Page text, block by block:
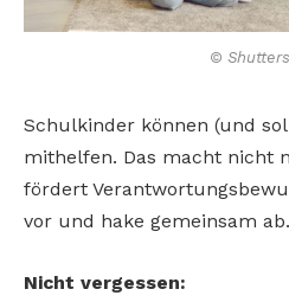
©
Schulkinder können (und
mithelfen. Das macht nicht
fördert
vor und hake gemeinsam ab.
Nicht vergessen: